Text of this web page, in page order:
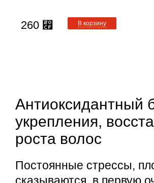
260 ⃏ В корзину
Антиоксидантный
укрепления,
роста волос
Постоянные стрессы,
сказываются, в первую